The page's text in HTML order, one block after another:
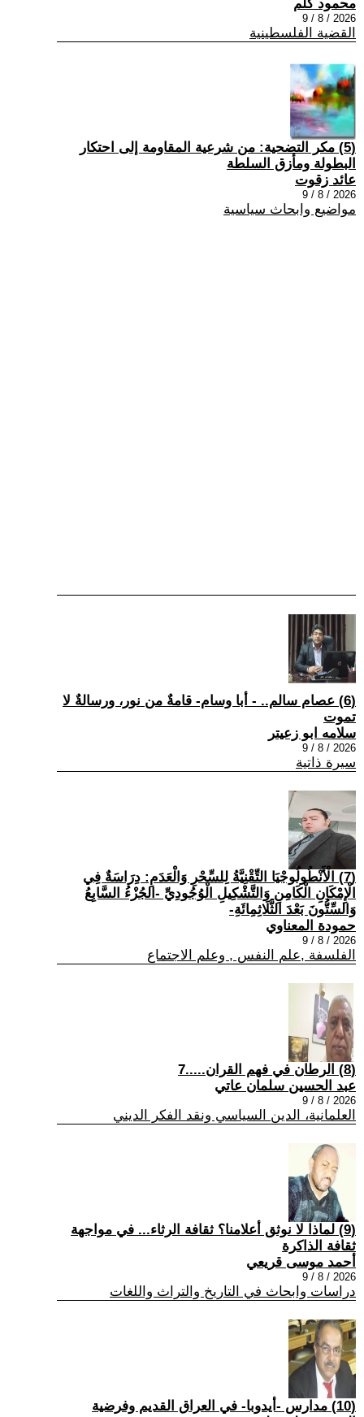
محمود كلّم
2026 / 8 / 9
القضية الفلسطينية
(5) مكر التضحية: من شرعية المقاومة إلى احتكار
البطولة ومأزق السلطة
عائد زقوت
2026 / 8 / 9
مواضيع وابحاث سياسية
(6) عصام سالم.. - أبا وسام- قامةٌ من نور، ورسالةٌ لا
تموت
سلامه ابو زعيتر
2026 / 8 / 9
سيرة ذاتية
(7) الْأَنْطُولُوجْيَا التِّقْنِيَّةُ لِلسِّحْرِ وَالْعَدَمِ: دِرَاسَةٌ فِي
الْإِمْكَانِ الْكَامِنِ وَالتَّشْكِيلِ الْوُجُودِيِّ -الجُزْءُ السَّابِعُ
وَالسِّتُّونَ بَعْدَ الثَّلَاثِمِائَةِ-
حمودة المعناوي
2026 / 8 / 9
الفلسفة ,علم النفس , وعلم الاجتماع
(8) الرطان في فهم القران.....7
عبد الحسين سلمان عاتي
2026 / 8 / 9
العلمانية، الدين السياسي ونقد الفكر الديني
(9) لماذا لا نوثق أعلامنا؟ ثقافة الرثاء... في مواجهة
ثقافة الذاكرة
أحمد موسى قريعي
2026 / 8 / 9
دراسات وابحاث في التاريخ والتراث واللغات
(10) مدارس -أيدوبا- في العراق القديم وفرضية